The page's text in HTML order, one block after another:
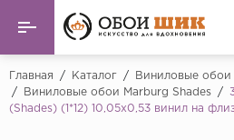
Назад
Виниловые обои
Главная / Каталог / Виниловые обои
/
Виниловые обои Marburg Shades /
(Shades) (1*12) 10,05x0,53 винил на